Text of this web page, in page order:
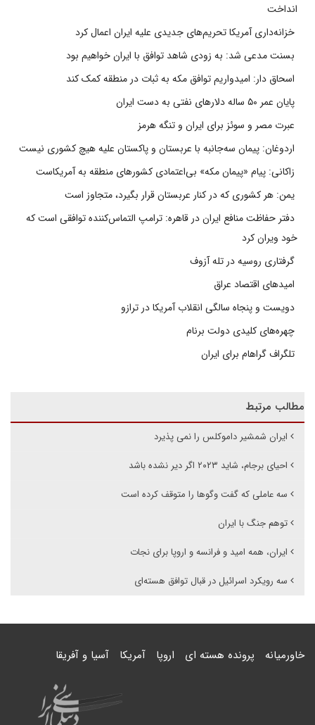
انداخت
خزانه‌داری آمریکا تحریم‌های جدیدی علیه ایران اعمال کرد
بسنت مدعی شد: به زودی شاهد توافق با ایران خواهیم بود
اسحاق دار: امیدواریم توافق مکه به ثبات در منطقه کمک کند
پایان عمر ۵۰ ساله دلارهای نفتی به دست ایران
عبرت مصر و سوئز برای ایران و تنگه هرمز
اردوغان: پیمان سه‌جانبه با عربستان و پاکستان علیه هیچ کشوری نیست
زاکانی: پیام «پیمان مکه» بی‌اعتمادی کشورهای منطقه به آمریکاست
یمن: هر کشوری که در کنار عربستان قرار بگیرد، متجاوز است
دفتر حفاظت منافع ایران در قاهره: ترامپ التماس‌کننده توافقی است که
خود ویران کرد
گرفتاری روسیه در تله آزوف
امیدهای اقتصاد عراق
دویست و پنجاه سالگی انقلاب آمریکا در ترازو
چهره‌های کلیدی دولت برنام
تلگراف گراهام برای ایران
مطالب مرتبط
ایران شمشیر داموکلس را نمی پذیرد
احیای برجام، شاید ۲۰۲۳ اگر دیر نشده باشد
سه عاملی که گفت وگوها را متوقف کرده است
توهم جنگ با ایران
ایران، همه امید و فرانسه و اروپا برای نجات
سه رویکرد اسرائیل در قبال توافق هسته‌ای
خاورمیانه پرونده هسته ای اروپا آمریکا آسیا و آفریقا